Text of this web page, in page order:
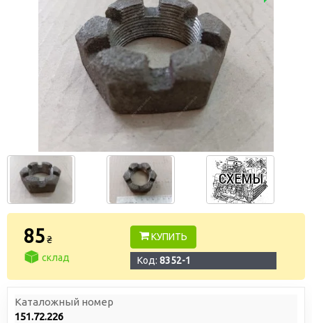
85₴
склад
КУПИТЬ
Код: 8352-1
Каталожный номер
151.72.226